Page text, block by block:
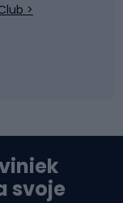
>
svoje